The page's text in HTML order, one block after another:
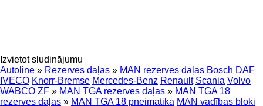
Izvietot sludinājumu
Autoline » Rezerves daļas » MAN rezerves daļas Bosch DAF
IVECO Knorr-Bremse Mercedes-Benz Renault Scania Volvo
WABCO ZF » MAN TGA rezerves daļas » MAN TGA 18
rezerves daļas » MAN TGA 18 pneimatika MAN vadības bloki